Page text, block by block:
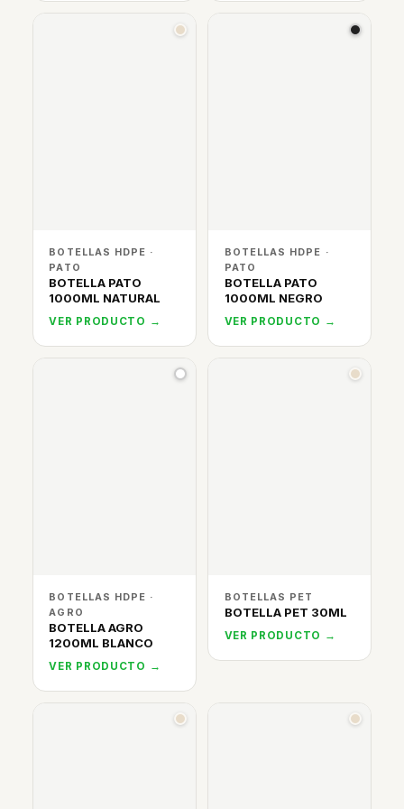
BOTELLAS HDPE ·
PATO
BOTELLA PATO
1000ML NATURAL
VER PRODUCTO →
BOTELLAS HDPE ·
PATO
BOTELLA PATO
1000ML NEGRO
VER PRODUCTO →
BOTELLAS HDPE ·
AGRO
BOTELLA AGRO
1200ML BLANCO
VER PRODUCTO →
BOTELLAS PET
BOTELLA PET 30ML
VER PRODUCTO →